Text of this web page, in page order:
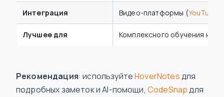
Интеграция Видео-платформы (YouTube
Лучшее для Комплексного обучения на
Рекомендация: используйтеHoverNotesдля
подробных заметок и AI-помощи, CodeSnapдля